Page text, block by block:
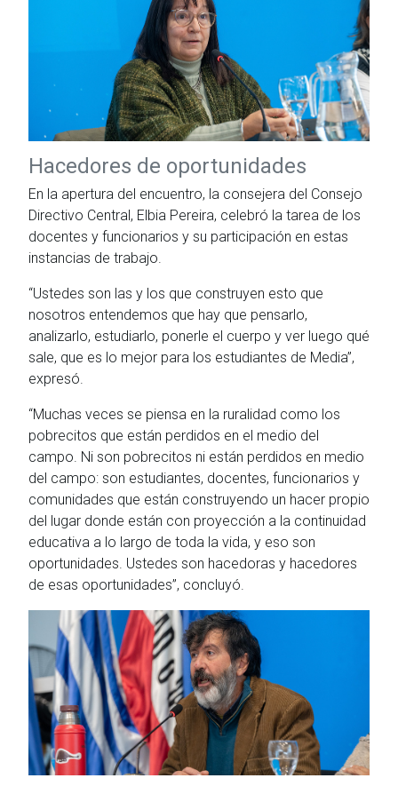
Hacedores de oportunidades
En la apertura del encuentro, la consejera del Consejo
Directivo Central, Elbia Pereira, celebró la tarea de los
docentes y funcionarios y su participación en estas
instancias de trabajo.
“Ustedes son las y los que construyen esto que
nosotros entendemos que hay que pensarlo,
analizarlo, estudiarlo, ponerle el cuerpo y ver luego qué
sale, que es lo mejor para los estudiantes de Media”,
expresó.
“Muchas veces se piensa en la ruralidad como los
pobrecitos que están perdidos en el medio del
campo. Ni son pobrecitos ni están perdidos en medio
del campo: son estudiantes, docentes, funcionarios y
comunidades que están construyendo un hacer propio
del lugar donde están con proyección a la continuidad
educativa a lo largo de toda la vida, y eso son
oportunidades. Ustedes son hacedoras y hacedores
de esas oportunidades”, concluyó.